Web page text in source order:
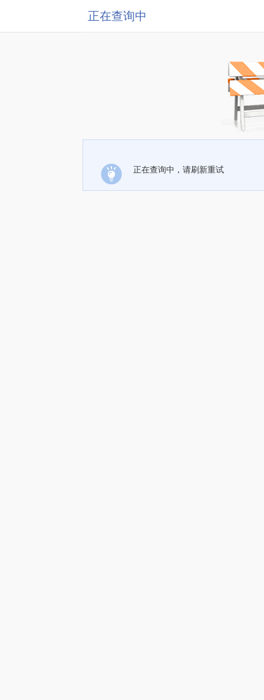
正在查询中
正在查询中，请刷新重试